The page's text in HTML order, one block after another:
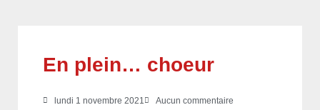
En plein… choeur
lundi 1 novembre 2021 Aucun commentaire